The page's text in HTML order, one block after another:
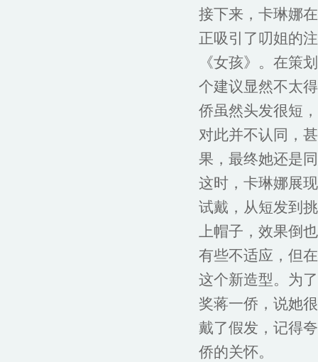
接下来，卡琳娜
正吸引了叨姐的
《女孩》。在策
个建议显然不太
侨虽然头发很短
对此并不认同，
果，最终她还是
这时，卡琳娜展
试戴，从短发到
上帽子，效果倒
有些不适应，但
这个新造型。为
奖蒋一侨，说她
戴了假发，记得
侨的关怀。